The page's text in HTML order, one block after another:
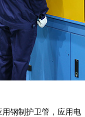
钢制护卫管，应用电